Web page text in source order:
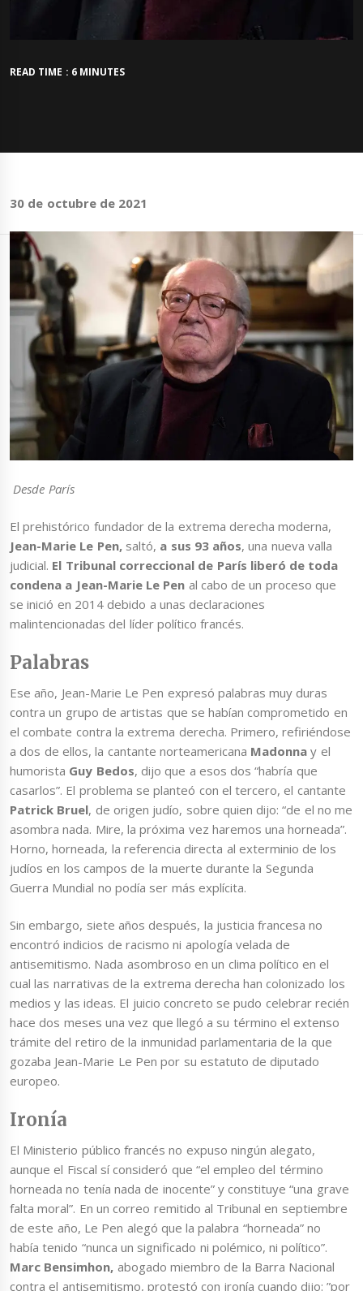
READ TIME : 6 MINUTES
30 de octubre de 2021
Desde París
El prehistórico fundador de la extrema derecha moderna,
Jean-Marie Le Pen,saltó, a sus 93 años, una nueva valla
judicial. El Tribunal correccional de París liberó de toda
condena a Jean-Marie Le Pen al cabo de un proceso que
se inició en 2014 debido a unas declaraciones
malintencionadas del líder político francés.
Palabras
Ese año, Jean-Marie Le Pen expresó palabras muy duras
contra un grupo de artistas que se habían comprometido en
el combate contra la extrema derecha. Primero, refiriéndose
a dos de ellos, la cantante norteamericana Madonna y el
humorista Guy Bedos, dijo que a esos dos “habría que
casarlos”. El problema se planteó con el tercero, el cantante
Patrick Bruel, de origen judío, sobre quien dijo: “de el no me
asombra nada. Mire, la próxima vez haremos una horneada”.
Horno, horneada, la referencia directa al exterminio de los
judíos en los campos de la muerte durante la Segunda
Guerra Mundial no podía ser más explícita.
Sin embargo, siete años después, la justicia francesa no
encontró indicios de racismo ni apología velada de
antisemitismo. Nada asombroso en un clima político en el
cual las narrativas de la extrema derecha han colonizado los
medios y las ideas. El juicio concreto se pudo celebrar recién
hace dos meses una vez que llegó a su término el extenso
trámite del retiro de la inmunidad parlamentaria de la que
gozaba Jean-Marie Le Pen por su estatuto de diputado
europeo.
Ironía
El Ministerio público francés no expuso ningún alegato,
aunque el Fiscal sí consideró que “el empleo del término
horneada no tenía nada de inocente” y constituye “una grave
falta moral”. En un correo remitido al Tribunal en septiembre
de este año, Le Pen alegó que la palabra “horneada” no
había tenido “nunca un significado ni polémico, ni político”.
Marc Bensimhon, abogado miembro de la Barra Nacional
contra el antisemitismo, protestó con ironía cuando dijo: ”por